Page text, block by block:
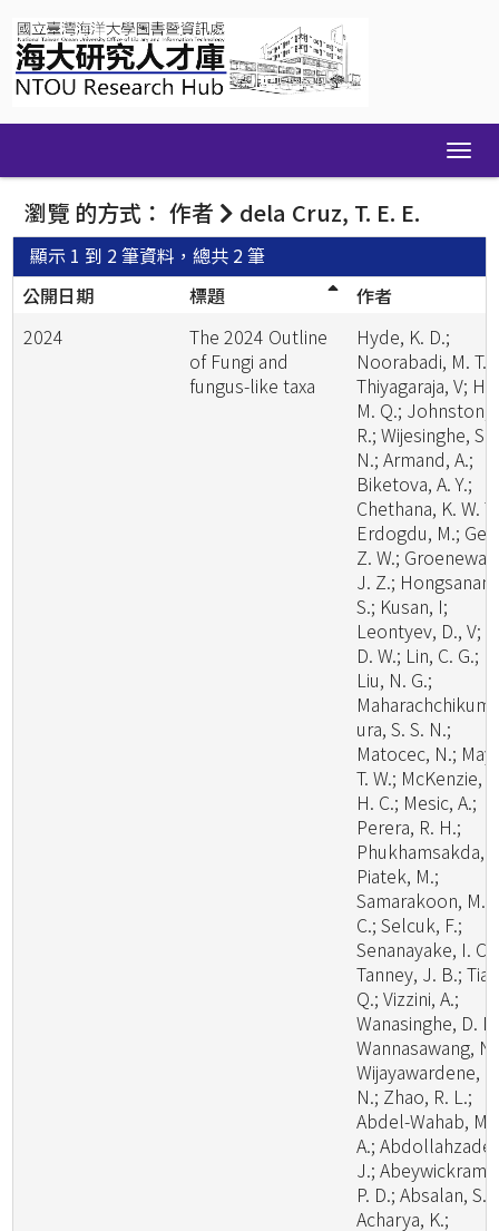
navigation
瀏覽 的方式： 作者 dela Cruz, T. E. E.
顯示 1 到 2 筆資料，總共 2 筆
公開日期
標題
作者
2024
The 2024 Outline
of Fungi and
fungus-like taxa
Hyde, K. D.;
Noorabadi, M. T.;
Thiyagaraja, V;
M. Q.; Johnston,
R.; Wijesinghe, S.
N.; Armand, A.;
Biketova, A. Y.;
Chethana, K. W.
Erdogdu, M.; Ge,
Z. W.;
J. Z.; Hongsanan,
S.; Kusan, I;
Leontyev, D., V;
D. W.; Lin, C. G.;
Liu, N. G.;
ura, S. S. N.;
Matocec, N.; May,
T. W.; McKenzie,
H. C.; Mesic, A.;
Perera, R. H.;
Phukhamsakda,
Piatek, M.;
Samarakoon, M.
C.; Selcuk, F.;
Senanayake, I. C.;
Tanney, J. B.;
Q.; Vizzini, A.;
Wanasinghe, D.
Wannasawang,
Wijayawardene,
N.; Zhao, R. L.;
Abdel-Wahab, M.
A.;
J.;
P. D.; Absalan, S.;
Acharya, K.;